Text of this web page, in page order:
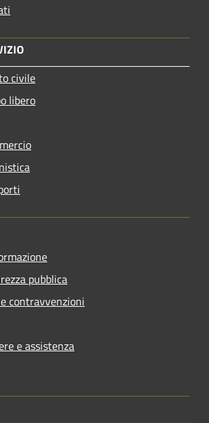
civile
libero
pubblica
contravvenzioni
e assistenza